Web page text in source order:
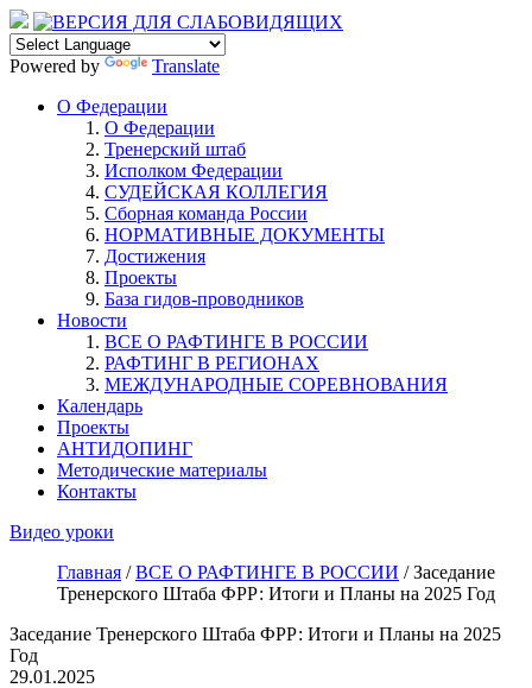
Powered by
Translate
О Федерации
О Федерации
Тренерский штаб
Исполком Федерации
СУДЕЙСКАЯ КОЛЛЕГИЯ
Сборная команда России
НОРМАТИВНЫЕ ДОКУМЕНТЫ
Достижения
Проекты
База гидов-проводников
Новости
ВСЕ О РАФТИНГЕ В РОССИИ
РАФТИНГ В РЕГИОНАХ
МЕЖДУНАРОДНЫЕ СОРЕВНОВАНИЯ
Календарь
Проекты
АНТИДОПИНГ
Методические материалы
Контакты
Видео уроки
Главная /ВСЕ О РАФТИНГЕ В РОССИИ /Заседание
Тренерского Штаба ФРР: Итоги и Планы на 2025 Год
Заседание Тренерского Штаба ФРР: Итоги и Планы на 2025
Год
29.01.2025